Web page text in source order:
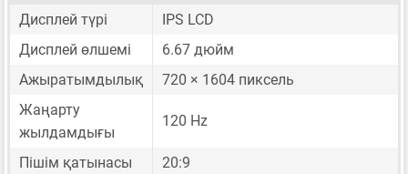
Дисплей түрі
IPS LCD
Дисплей өлшемі
6.67 дюйм
Ажыратымдылық
720 × 1604 пиксель
Жаңарту
жылдамдығы
120 Hz
Пішім қатынасы
20:9